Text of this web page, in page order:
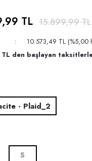
TL 15.899,99 TL
10.573,49 TL (%5,00
TL den başlayan
- Plaid_2
S